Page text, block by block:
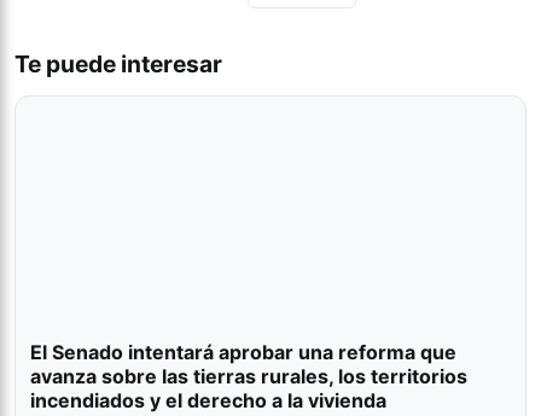
Te puede interesar
El Senado intentará aprobar una reforma que
avanza sobre las tierras rurales, los territorios
incendiados y el derecho a la vivienda